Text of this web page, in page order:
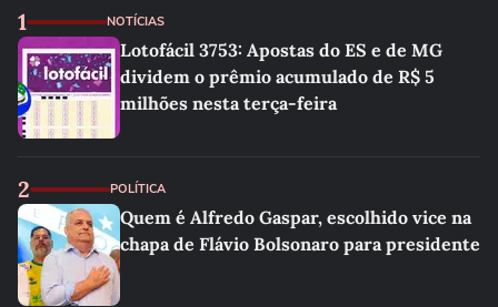
1 NOTÍCIAS
Lotofácil 3753: Apostas do ES e de MG
dividem o prêmio acumulado de R$ 5
milhões nesta terça-feira
2 POLÍTICA
Quem é Alfredo Gaspar, escolhido vice na
chapa de Flávio Bolsonaro para presidente